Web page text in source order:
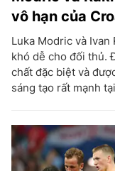
vô hạn của
Luka Modric và
khó dễ cho đối thủ.
chất đặc biệt và
sáng tạo rất mạnh